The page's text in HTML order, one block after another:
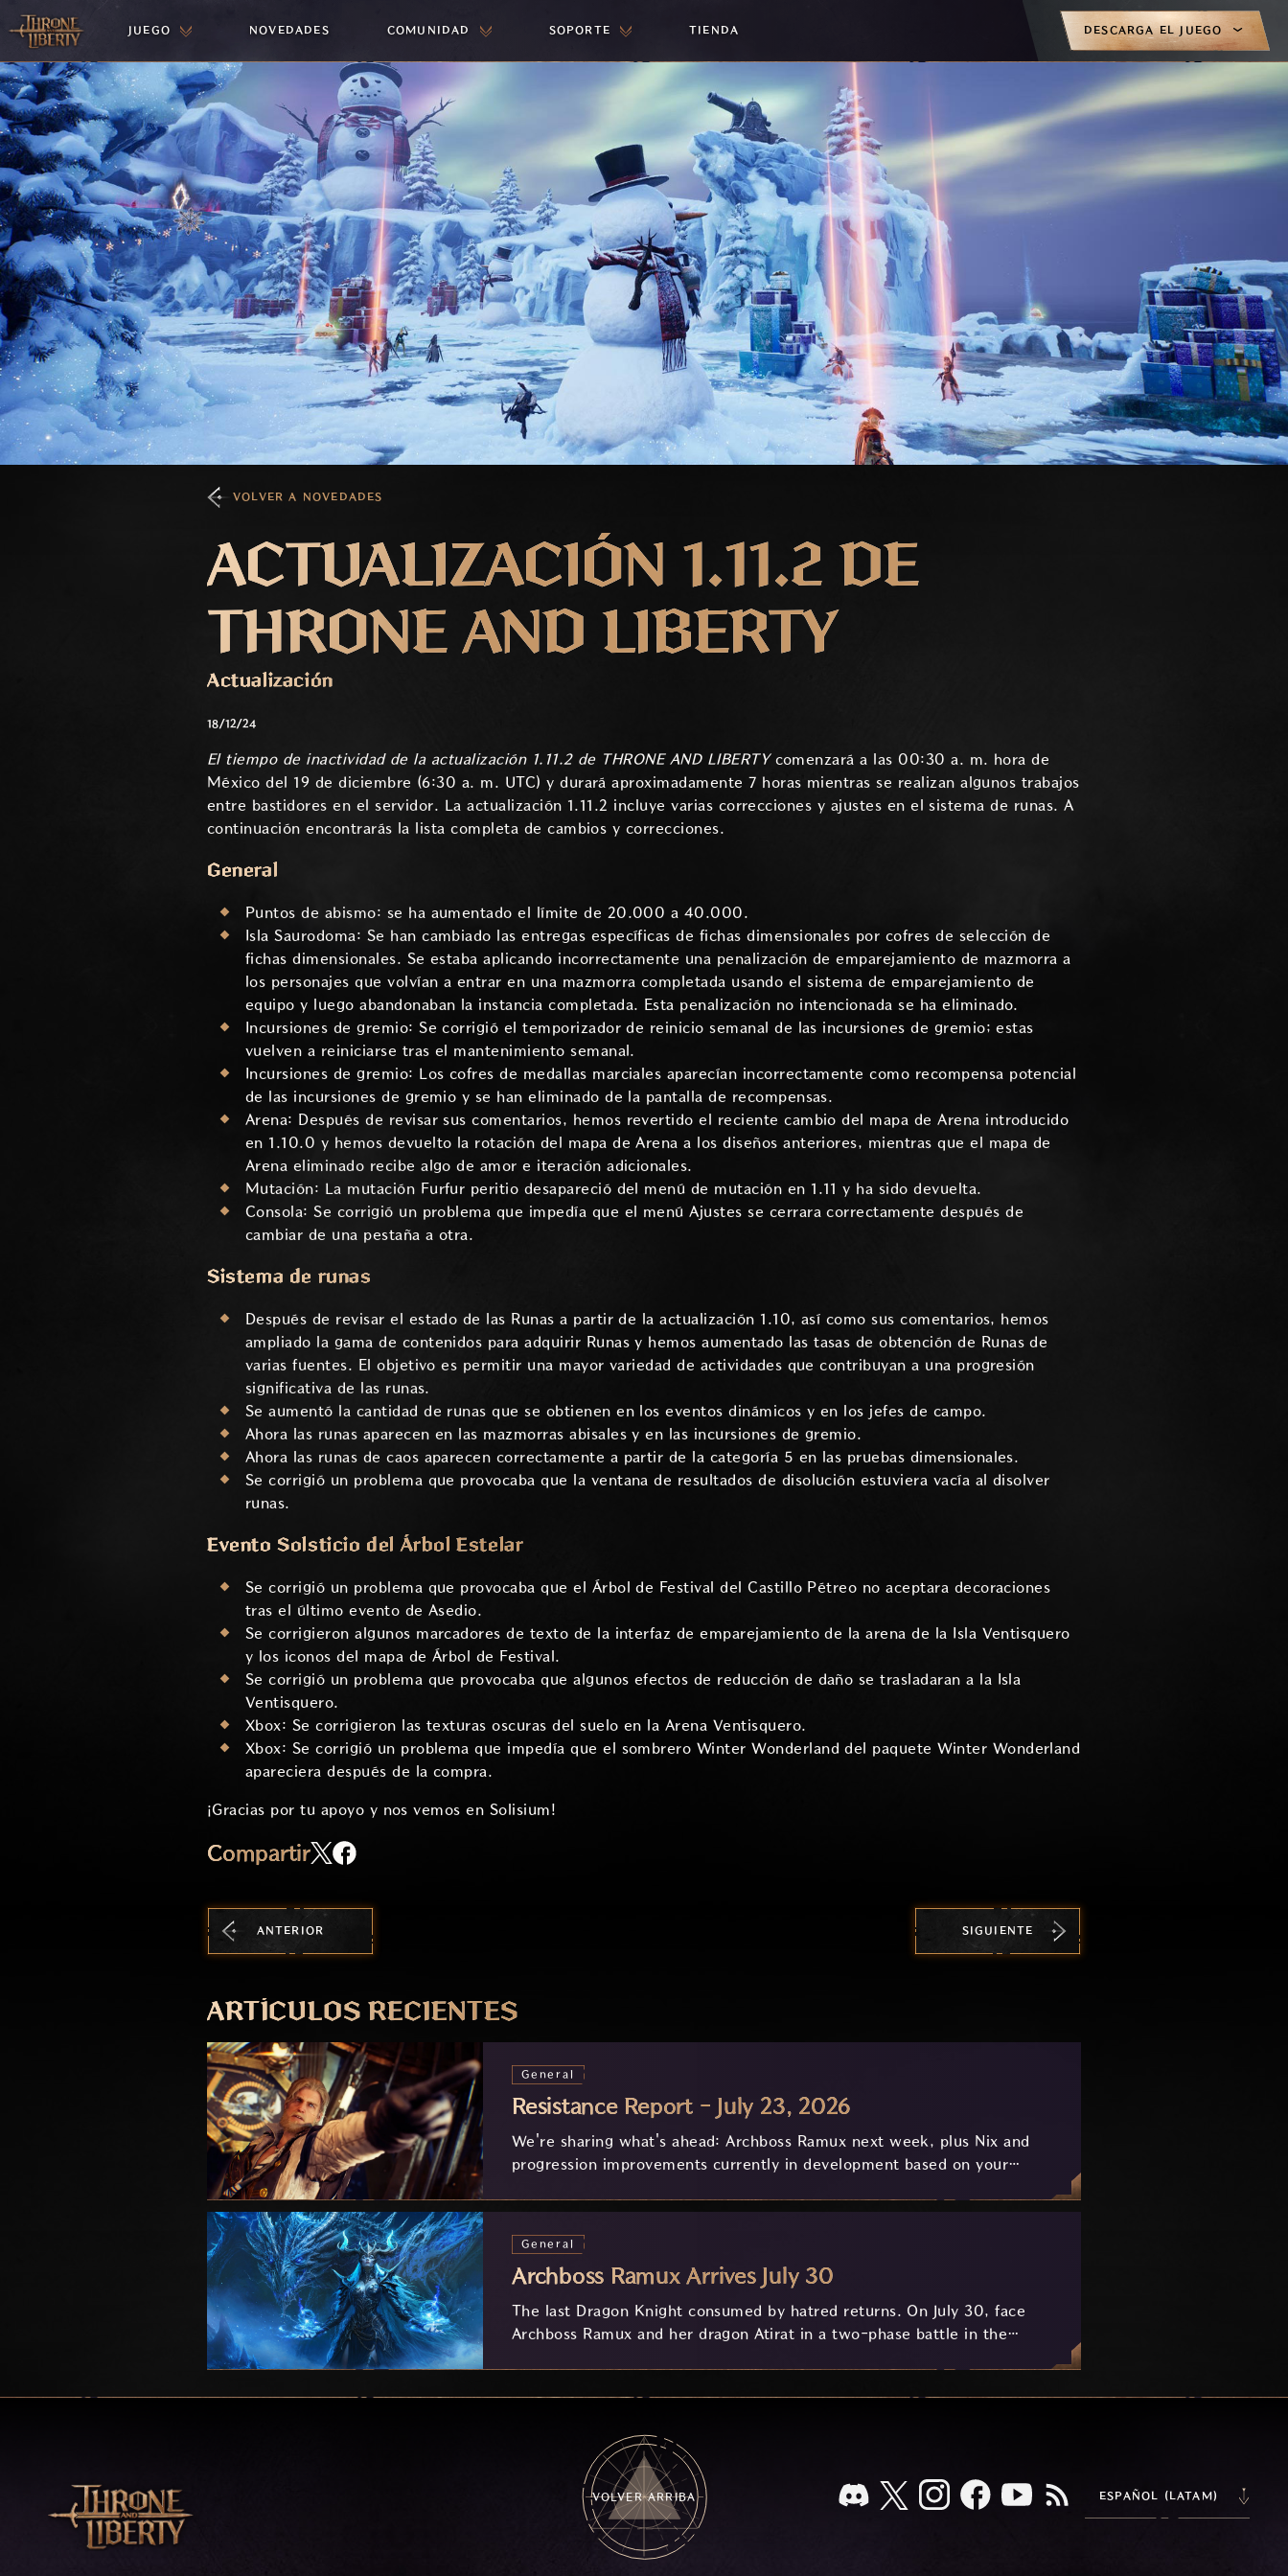
JUEGO NOVEDADES COMUNIDAD SOPORTE TIENDA DESCARGA EL JUEGO
VOLVER A NOVEDADES
ACTUALIZACIÓN 1.11.2 DE
THRONE AND LIBERTY
Actualización
18/12/24
El tiempo de inactividad de la actualización 1.11.2 de THRONE AND LIBERTYcomenzará a las 00:30 a. m. hora de
México del 19 de diciembre (6:30 a. m. UTC) y durará aproximadamente 7 horas mientras se realizan algunos trabajos
entre bastidores en el servidor. La actualización 1.11.2 incluye varias correcciones y ajustes en el sistema de runas. A
continuación encontrarás la lista completa de cambios y correcciones.
General
Puntos de abismo: se ha aumentado el límite de 20.000 a 40.000.
Isla Saurodoma: Se han cambiado las entregas específicas de fichas dimensionales por cofres de selección de
fichas dimensionales. Se estaba aplicando incorrectamente una penalización de emparejamiento de mazmorra a
los personajes que volvían a entrar en una mazmorra completada usando el sistema de emparejamiento de
equipo y luego abandonaban la instancia completada. Esta penalización no intencionada se ha eliminado.
Incursiones de gremio: Se corrigió el temporizador de reinicio semanal de las incursiones de gremio; estas
vuelven a reiniciarse tras el mantenimiento semanal.
Incursiones de gremio: Los cofres de medallas marciales aparecían incorrectamente como recompensa potencial
de las incursiones de gremio y se han eliminado de la pantalla de recompensas.
Arena: Después de revisar sus comentarios, hemos revertido el reciente cambio del mapa de Arena introducido
en 1.10.0 y hemos devuelto la rotación del mapa de Arena a los diseños anteriores, mientras que el mapa de
Arena eliminado recibe algo de amor e iteración adicionales.
Mutación: La mutación Furfur peritio desapareció del menú de mutación en 1.11 y ha sido devuelta.
Consola: Se corrigió un problema que impedía que el menú Ajustes se cerrara correctamente después de
cambiar de una pestaña a otra.
Sistema de runas
Después de revisar el estado de las Runas a partir de la actualización 1.10, así como sus comentarios, hemos
ampliado la gama de contenidos para adquirir Runas y hemos aumentado las tasas de obtención de Runas de
varias fuentes. El objetivo es permitir una mayor variedad de actividades que contribuyan a una progresión
significativa de las runas.
Se aumentó la cantidad de runas que se obtienen en los eventos dinámicos y en los jefes de campo.
Ahora las runas aparecen en las mazmorras abisales y en las incursiones de gremio.
Ahora las runas de caos aparecen correctamente a partir de la categoría 5 en las pruebas dimensionales.
Se corrigió un problema que provocaba que la ventana de resultados de disolución estuviera vacía al disolver
runas.
Evento Solsticio del Árbol Estelar
Se corrigió un problema que provocaba que el Árbol de Festival del Castillo Pétreo no aceptara decoraciones
tras el último evento de Asedio.
Se corrigieron algunos marcadores de texto de la interfaz de emparejamiento de la arena de la Isla Ventisquero
y los iconos del mapa de Árbol de Festival.
Se corrigió un problema que provocaba que algunos efectos de reducción de daño se trasladaran a la Isla
Ventisquero.
Xbox: Se corrigieron las texturas oscuras del suelo en la Arena Ventisquero.
Xbox: Se corrigió un problema que impedía que el sombrero Winter Wonderland del paquete Winter Wonderland
apareciera después de la compra.
¡Gracias por tu apoyo y nos vemos en Solisium!
Compartir
ANTERIOR SIGUIENTE
ARTÍCULOS RECIENTES
General
Resistance Report - July 23, 2026
We're sharing what's ahead: Archboss Ramux next week, plus Nix and
progression improvements currently in development based on your
General
Archboss Ramux Arrives July 30
The last Dragon Knight consumed by hatred returns. On July 30, face
Archboss Ramux and her dragon Atirat in a two-phase battle in the
VOLVER ARRIBA ESPAÑOL (LATAM)